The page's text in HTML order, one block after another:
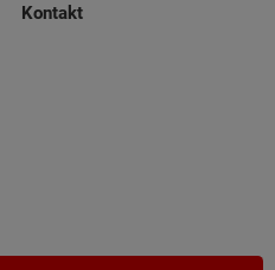
Kontakt